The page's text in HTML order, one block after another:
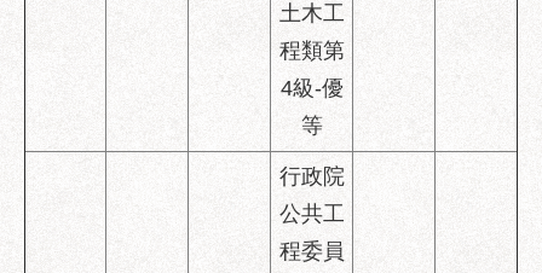
各
處
電
話
土木工
程類第
4級-優
等
行政院
公共工
程委員